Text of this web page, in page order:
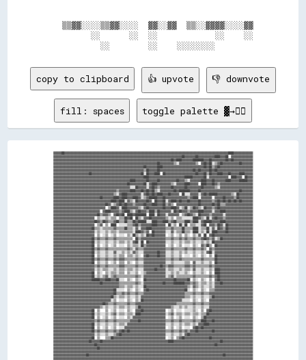
    ▒▒▓▓░░░░▒▒▓▓░░░░  ▓▓░░▓▓  ▒▒░░▓▓▓▓░░░░▓▓
          ░░      ░░  ░░            ░░    ░░
copy to clipboard 👍 upvote 👎 downvote
fill: spaces toggle palette ▓→✊🏽
▓▓▓▓▓▓██▓▓▓▓▓▓▓▓▓▓▓▓▓▓▓▓▓▓▓▓▓▓▓▓▓▓▓▓▓▓▓▓▓▓▓▓▓▓▓▓▓▓▓▓▓▓▓▓▓▓▓▓▓▓▓▓▓▓▓▓▓▓▓▓▓▓▓▓▓▓▓▓▓▓▓▓▓▓▓▓▓▓▓▓▓▓▓▓▓▓▓▓▓▓▓▓▓▓▓▓▓▓▓▓▓▓▓▓▓▓▓▓▓▓▓▓▓▓▓▓████▓▓▓▓▓▓▓▓▓▓▓▓▓▓
▓▓▓▓▓▓▓▓▓▓▓▓▓▓▓▓▓▓▓▓▓▓▓▓▓▓▓▓▓▓▓▓▓▓▓▓▓▓▓▓▓▓▓▓▓▓▓▓▓▓▓▓▓▓▓▓▓▓▓▓▓▓▓▓▓▓▓▓▓▓▓▓▓▓▓▓▓▓▓▓▓▓▓▓▓▓▓▓▓▓▓▓▓▓██▓▓▓▓▓▓▓▓██▓▓▓▓▓▓▓▓▓▓▓▓████▓▓▓▓██  ▓▓▓▓▓▓▓▓▓▓▓▓▓▓▓▓
▓▓▓▓▓▓▓▓▓▓▓▓▓▓▓▓▓▓▓▓▓▓▓▓▓▓▓▓▓▓▓▓▓▓▓▓▓▓▓▓▓▓▓▓▓▓▓▓▓▓▓▓▓▓▓▓▓▓▓▓▓▓▓▓▓▓▓▓▓▓▓▓▓▓▓▓▓▓▓▓▓▓▓▓▓▓██▓▓████▓▓▓▓▓▓▓▓████████▓▓▓▓██▓▓▓▓▓▓▓▓▓▓██▓▓██▓▓▓▓▓▓▓▓▓▓▓▓▓▓
▓▓▓▓▓▓▓▓▓▓▓▓▓▓▓▓▓▓▓▓▓▓▓▓▓▓▓▓▓▓▓▓▓▓▓▓▓▓▓▓▓▓▓▓▓▓▓▓▓▓▓▓▓▓▓▓▓▓▓▓▓▓▓▓▓▓▓▓▓▓▓▓▓▓▓▓██▓▓▓▓▓▓▓▓▓▓▒▒░░▓▓▓▓▓▓▓▓▓▓▓▓▒▒  ▓▓██▓▓██░░▒▒▓▓██▓▓▓▓▓▓▓▓▓▓▓▓██▓▓▓▓▓▓▓▓
▓▓▓▓▓▓▓▓▓▓▓▓▓▓▓▓▓▓▓▓▓▓▓▓▓▓▓▓▓▓▓▓▓▓▓▓▓▓▓▓▓▓▓▓▓▓▓▓▓▓▓▓▓▓▓▓▓▓▓▓▓▓▓▓▓▓██▓▓▓▓▓▓▓▓████▓▓▓▓▓▓▓▓▓▓▓▓▓▓▓▓▓▓▓▓▓▓▓▓▓▓▓▓▓▓██▓▓██▒▒▓▓██▓▓▓▓▓▓▓▓▓▓▓▓▓▓▓▓▓▓▓▓▓▓▓▓
▓▓▓▓▓▓▓▓▓▓▓▓▓▓▓▓▓▓▓▓▓▓▓▓▓▓▓▓▓▓▓▓▓▓▓▓▓▓▓▓▓▓▓▓▓▓▓▓▓▓▓▓▓▓▓▓▓▓▓▓▓▓▓▓▓▓▒▒██▓▓▓▓▓▓██▓▓▓▓▓▓▓▓▓▓▓▓▓▓▓▓▓▓▓▓▓▓▓▓██▓▓██▓▓▓▓▓▓██▓▓██▓▓▓▓▓▓▓▓▓▓▓▓▓▓▓▓▓▓▓▓▓▓▓▓▓▓
▓▓▓▓▓▓▓▓▓▓▓▓▓▓▓▓▓▓▓▓▓▓▓▓▓▓██▓▓▓▓▓▓▓▓▓▓▓▓▓▓▓▓▓▓▓▓▓▓▓▓▓▓▓▓▓▓▓▓▓▓▓▓██░░██▓▓▓▓████  ██▓▓▓▓▓▓▓▓▓▓▓▓▓▓▓▓▓▓▓▓▓▓██▓▓▓▓██▒▒██▓▓▓▓████▓▓▓▓██▓▓▓▓▓▓████▓▓▓▓▓▓
▓▓▓▓▓▓▓▓▓▓▓▓▓▓▓▓▓▓▓▓▓▓▓▓▓▓▓▓▓▓▓▓▓▓▓▓▓▓▓▓▓▓▓▓▓▓▓▓▓▓▓▓▓▓▓▓▓▓▓▓▓▓▓▓▓▓████▓▓▓▓▓▓▓▓▓▓▓▓▓▓▓▓▓▓▓▓▓▓▓▓▓▓██████▓▓▓▓▓▓▓▓██░░▓▓▓▓▓▓▓▓▓▓▓▓▓▓  ████▓▓▓▓  ██▓▓▓▓
▓▓▓▓▓▓▓▓▓▓▓▓▓▓▓▓▓▓▓▓▓▓▓▓▓▓▓▓▓▓▓▓▓▓▓▓▓▓▓▓▓▓▓▓▓▓▓▓▓▓▓▓▓▓▓▓████▓▓▓▓▓▓▓▓██▓▓▓▓▓▓██▓▓▓▓▓▓▓▓▓▓▓▓██▓▓▓▓▒▒░░▓▓▓▓▓▓▓▓████▓▓▓▓██▓▓▓▓▓▓▓▓████▓▓▓▓▓▓██████▓▓▓▓
▓▓▓▓▓▓▓▓▓▓▓▓▓▓▓▓▓▓▓▓▓▓▓▓▓▓▓▓▓▓▓▓▓▓▓▓▓▓▓▓▓▓▓▓▓▓▓▓▓▓▓▓▓▓██▓▓▓▓▓▓▓▓▓▓██░░▓▓████▓▓▓▓▓▓▓▓▓▓▒▒░░▓▓▓▓▓▓████▓▓▓▓▓▓  ████▓▓▓▓██▓▓▒▒▓▓▓▓▓▓▓▓▓▓▓▓▓▓▓▓▓▓▓▓▓▓▓▓
▓▓▓▓▓▓▓▓▓▓▓▓▓▓▓▓▓▓▓▓▓▓▓▓▓▓▓▓▓▓▓▓▓▓▓▓▓▓▓▓▓▓▓▓▓▓▓▓▓▓▓▓▓▓▓▓░░░░██▓▓▓▓▓▓░░▓▓██▓▓▒▒▓▓▓▓▓▓▓▓██▓▓▓▓▓▓▓▓██▓▓▓▓▓▓▓▓▓▓██▓▓▓▓▓▓▓▓▒▒░░▓▓▓▓▓▓▓▓▓▓▓▓▓▓▓▓▓▓▓▓▓▓▓▓
▓▓▓▓▓▓▓▓▓▓▓▓▓▓▓▓▓▓▓▓▓▓▓▓▓▓▓▓▓▓▓▓▓▓▓▓▓▓▓▓▓▓▓▓▓▓▒▒▓▓▓▓▓▓▓▓████▓▓▓▓██▓▓██▓▓██▒▒░░▓▓▓▓▓▓▓▓▓▓██▓▓████████▓▓▓▓▓▓██▓▓▓▓▓▓▓▓▓▓▓▓▓▓▓▓▓▓▓▓▓▓▓▓▓▓▓▓██▓▓▓▓▓▓▓▓
▓▓▓▓▓▓▓▓▓▓▓▓▓▓▓▓▓▓▓▓▓▓▓▓▓▓▓▓▓▓▓▓▓▓▓▓▓▓▓▓▓▓▓▓▒▒░░▓▓████▓▓▓▓▓▓▓▓▓▓░░▓▓██▓▓██▓▓████▓▓▓▓██▓▓▓▓▓▓  ██░░░░▓▓▓▓▓▓░░▓▓██▓▓██████▓▓▓▓▓▓▓▓▓▓▒▒░░██▓▓▓▓▓▓▓▓▓▓
▓▓▓▓▓▓▓▓▓▓▓▓▓▓▓▓▓▓▓▓▓▓▓▓▓▓▓▓▓▓▓▓▓▓██▓▓▓▓▓▓▓▓████▓▓████▓▓▓▓████▓▓░░▒▒▓▓██████▓▓▓▓██▓▓▓▓▓▓▓▓▓▓▓▓▓▓▓▓▒▒▓▓████  ▓▓▓▓▓▓▓▓  ▓▓▓▓▓▓██▓▓▓▓▓▓▒▒██▓▓▓▓▓▓▓▓▓▓
▓▓▓▓▓▓▓▓▓▓▓▓▓▓▓▓▓▓▓▓▓▓▓▓▓▓▓▓▓▓▓▓▓▓▓▓▓▓▓▓▓▓████▓▓████░░▓▓▒▒░░██▓▓▓▓▓▓██▓▓  ██▓▓▓▓██░░▓▓████▓▓██▓▓▓▓██▓▓▓▓▓▓██▓▓▓▓▓▓▓▓▒▒▓▓██▓▓██▓▓██▓▓██▓▓██▓▓▓▓▓▓▓▓
▓▓▓▓▓▓▓▓▓▓▓▓▓▓▓▓▓▓▓▓▓▓▓▓▓▓▓▓▓▓▓▓▓▓▓▓▓▓██▓▓░░▒▒▓▓██▓▓██▓▓▓▓▒▒▓▓▓▓▓▓██▓▓▓▓████▓▓▓▓██▒▒▓▓▒▒  ▓▓▓▓▓▓▓▓▓▓▓▓▓▓▓▓██▓▓▓▓▓▓▓▓██▓▓██▒▒▒▒▓▓▓▓▓▓▓▓▓▓▓▓▓▓▓▓▓▓▓▓
▓▓▓▓▓▓▓▓▓▓▓▓▓▓▓▓▓▓▓▓▓▓▓▓▓▓▓▓▓▓▓▓▓▓▓▓▓▓  ▒▒████▓▓░░████▓▓▓▓▓▓▓▓▒▒░░▓▓██▓▓▓▓▓▓▓▓▓▓██▓▓▓▓████▓▓░░▒▒██░░▒▒██▓▓▒▒░░██▓▓▓▓▒▒▓▓██▓▓▓▓▓▓▓▓▓▓▓▓▓▓▓▓▓▓▓▓▓▓▓▓
▓▓▓▓▓▓▓▓▓▓▓▓▓▓▓▓▓▓▓▓▓▓▓▓▓▓▓▓▓▓▓▓▓▓  ▓▓████▓▓▓▓▓▓▒▒▓▓████▒▒░░▓▓██▓▓▓▓▒▒████▒▒██▓▓▓▓▓▓▓▓░░██▓▓██▓▓▓▓▒▒▓▓▓▓▓▓████▓▓▓▓▓▓░░▓▓▓▓████▓▓▓▓▓▓▓▓▓▓▓▓▓▓▓▓▓▓▓▓
▓▓▓▓▓▓▓▓▓▓▓▓▓▓▓▓▓▓▓▓▓▓▓▓▓▓▓▓▓▓▓▓██▒▒▓▓▓▓▒▒  ▓▓██▓▓██  ████▓▓████████  ████░░██▓▓▓▓░░▓▓▓▓▓▓▓▓  ▒▒▓▓██▓▓▒▒░░██▓▓▓▓▓▓▒▒▓▓▓▓▓▓▓▓░░▓▓▓▓▓▓▓▓▓▓▓▓▓▓▓▓▓▓▓▓
▓▓▓▓▓▓▓▓▓▓▓▓▓▓▓▓▓▓▓▓▓▓▓▓▓▓▓▓▓▓  ▒▒░░░░▒▒░░▒▒▒▒  ▒▒▒▒██▓▓██  ██▒▒░░▓▓▓▓██▓▓▓▓▓▓▓▓▓▓▒▒░░▒▒  ▒▒▒▒░░░░░░░░████▓▓▒▒░░██░░▓▓██▓▓▓▓▒▒▓▓▓▓▓▓▓▓▓▓▓▓▓▓▓▓▓▓▓▓
▓▓▓▓▓▓▓▓▓▓▓▓▓▓▓▓▓▓▓▓▓▓▓▓▓▓▓▓▓▓██▓▓▒▒██▓▓▒▒▒▒▓▓██▒▒▒▒██▒▒▒▒██▓▓██████░░░░████▓▓▓▓████▒▒▓▓██▒▒▒▒▒▒████▒▒████░░▓▓██████▓▓▓▓▓▓████▓▓▓▓▓▓▓▓▓▓▓▓▓▓▓▓▓▓▓▓
▓▓▓▓▓▓▓▓▓▓▓▓▓▓▓▓▓▓▓▓▓▓▓▓▓▓▓▓▓▓  ▒▒▓▓  ▒▒  ████  ░░░░░░▒▒▒▒▓▓██▒▒▓▓▓▓▓▓▓▓████▓▓▓▓▓▓  ██░░▒▒  ██░░██  ▒▒▒▒░░░░▓▓██  ▓▓▓▓▒▒██▓▓░░██▓▓▓▓▓▓▓▓▓▓▓▓▓▓▓▓▓▓
▓▓▓▓▓▓▓▓▓▓▓▓▓▓▓▓▓▓▓▓▓▓▓▓▓▓▓▓██▒▒▒▒░░▒▒▒▒▒▒▒▒▓▓▒▒▒▒▒▒██▒▒▒▒░░▓▓░░▓▓▓▓████▓▓▓▓▓▓▓▓▓▓▒▒▒▒▓▓▒▒▒▒▒▒██▒▒▒▒▒▒████░░▒▒▒▒██░░▓▓░░██▓▓▒▒██▓▓▓▓▓▓▓▓▓▓▓▓▓▓▓▓▓▓
▓▓▓▓▓▓▓▓▓▓▓▓▓▓▓▓▓▓▓▓▓▓▓▓▓▓▓▓▓▓░░▒▒░░░░▒▒░░▒▒▒▒░░▒▒▒▒▒▒▒▒▒▒░░████▓▓▒▒▓▓  ██▓▓▓▓▓▓▓▓░░░░▓▓░░▒▒▒▒██▒▒▒▒░░████░░▒▒░░██░░████▓▓▓▓▓▓██▓▓▓▓▓▓▓▓▓▓▓▓▓▓▓▓▓▓
▓▓▓▓▓▓▓▓▓▓▓▓▓▓▓▓▓▓▓▓▓▓▓▓▓▓▓▓▓▓  ▒▒  ░░▒▒  ░░▒▒  ░░░░  ▒▒░░██▒▒░░▒▒░░██▓▓██▓▓▓▓▓▓▓▓  ░░▒▒  ░░▒▒  ▒▒░░  ▒▒░░▓▓  ██  ▓▓██▓▓▓▓▓▓▓▓▓▓▓▓▓▓▓▓▓▓▓▓▓▓▓▓▓▓▓▓
▓▓▓▓▓▓▓▓▓▓▓▓▓▓▓▓▓▓▓▓▓▓▓▓▓▓▓▓██▒▒▓▓▒▒▒▒▓▓▒▒▒▒▓▓▒▒▒▒▒▒▒▒▒▒▒▒  ██▒▒▓▓▓▓▓▓▓▓▓▓▓▓▓▓▓▓▓▓▒▒▒▒▓▓▒▒▒▒▓▓▒▒▓▓▒▒▒▒▓▓▒▒▒▒▓▓██▓▓▒▒▓▓░░▒▒██▓▓▓▓▓▓▓▓▓▓▓▓▓▓▓▓▓▓▓▓▓▓
▓▓▓▓▓▓▓▓▓▓▓▓▓▓▓▓▓▓▓▓▓▓▓▓▓▓▓▓██░░▒▒░░░░▒▒░░░░▒▒░░▒▒▒▒░░▒▒░░▓▓██░░██  ██▓▓▓▓▓▓▓▓▓▓▓▓░░░░▒▒░░░░▒▒░░▒▒▒▒░░▒▒░░░░▒▒░░▒▒░░██▓▓▓▓▓▓▓▓▓▓▓▓▓▓▓▓▓▓▓▓▓▓▓▓▓▓▓▓
▓▓▓▓▓▓▓▓▓▓▓▓▓▓▓▓▓▓▓▓▓▓▓▓▓▓▓▓██  ▒▒  ░░▒▒  ░░▒▒  ░░░░  ▒▒░░▒▒▒▒░░██▒▒▓▓▓▓▓▓▓▓▓▓▓▓▓▓  ░░▒▒  ░░▒▒  ░░░░  ▒▒░░  ▓▓▒▒██▒▒  ██▓▓▓▓▓▓▓▓▓▓▓▓▓▓▓▓▓▓▓▓▓▓▓▓▓▓
▓▓▓▓▓▓▓▓▓▓▓▓▓▓▓▓▓▓▓▓▓▓▓▓▓▓▓▓██▒▒▓▓▒▒▒▒▓▓▒▒▒▒▒▒▒▒▒▒▒▒▒▒▓▓▒▒░░▓▓▒▒▒▒▓▓▓▓▓▓▓▓▓▓▓▓▓▓▓▓▒▒▒▒▓▓▒▒▒▒▒▒▒▒▓▓▒▒▒▒▓▓▒▒▒▒▓▓▒▒  ▓▓▒▒▓▓▓▓▓▓▓▓▓▓▓▓▓▓▓▓▓▓▓▓▓▓▓▓▓▓▓▓
▓▓▓▓▓▓▓▓▓▓▓▓▓▓▓▓▓▓▓▓▓▓▓▓▓▓▓▓██░░▒▒░░░░▒▒░░░░▓▓░░░░▒▒░░▒▒░░▓▓▒▒░░░░▓▓▓▓▓▓▓▓▓▓██▓▓▓▓░░░░▒▒░░░░▒▒░░▒▒░░░░▒▒░░░░▒▒░░▓▓██░░▓▓▓▓▓▓▓▓▓▓▓▓▓▓▓▓▓▓▓▓▓▓▓▓▓▓▓▓
▓▓▓▓▓▓▓▓▓▓▓▓▓▓▓▓▓▓▓▓▓▓▓▓▓▓▓▓██  ▒▒░░░░▒▒░░░░▒▒░░▒▒▒▒  ▒▒▒▒░░▒▒░░  ▓▓██▓▓▓▓▓▓██▓▓▓▓░░░░▒▒░░░░▒▒  ░░░░  ▒▒░░  ▒▒░░  ▒▒  ██▓▓▓▓▓▓▓▓▓▓▓▓▓▓▓▓▓▓▓▓▓▓▓▓▓▓
▓▓▓▓▓▓▓▓▓▓▓▓▓▓▓▓▓▓▓▓▓▓▓▓▓▓▓▓██▒▒▓▓▒▒▒▒▓▓▒▒▒▒▓▓▒▒▓▓▓▓▒▒▒▒▒▒▒▒▓▓▒▒▒▒▓▓▓▓▓▓▓▓▓▓▓▓▓▓▓▓▒▒▒▒▓▓▒▒▒▒▓▓▒▒▒▒▒▒▒▒▒▒▒▒▒▒▓▓▒▒▒▒▒▒▒▒██▓▓▓▓▓▓▓▓▓▓▓▓▓▓▓▓▓▓▓▓▓▓▓▓▓▓
▓▓▓▓▓▓▓▓▓▓▓▓▓▓▓▓▓▓▓▓▓▓▓▓▓▓▓▓██  ▒▒░░░░▒▒  ░░▒▒  ▒▒▒▒  ▒▒░░  ▒▒░░░░▓▓▓▓▓▓▓▓▓▓▓▓▓▓▓▓░░░░▒▒░░░░░░░░▒▒▒▒  ▓▓░░░░▒▒░░░░▒▒  ██▓▓▓▓▓▓▓▓▓▓▓▓▓▓▓▓▓▓▓▓▓▓▓▓▓▓
▓▓▓▓▓▓▓▓▓▓▓▓▓▓▓▓▓▓▓▓▓▓▓▓▓▓▓▓▓▓▒▒▓▓▒▒▒▒▓▓▒▒▒▒▒▒▒▒▓▓▓▓▒▒▒▒▒▒▒▒▓▓▒▒▒▒▓▓▓▓▓▓▓▓▓▓▓▓██▓▓▒▒▓▓▓▓▒▒▒▒▒▒▒▒▓▓▓▓▒▒▓▓▒▒▒▒▒▒▒▒▒▒▓▓▒▒▓▓▓▓▓▓▓▓▓▓▓▓▓▓▓▓▓▓▓▓▓▓▓▓▓▓▓▓
▓▓▓▓▓▓▓▓▓▓▓▓▓▓▓▓▓▓▓▓▓▓▓▓▓▓▓▓▓▓░░▒▒░░▒▒▒▒░░░░▒▒░░▒▒▒▒░░▒▒▒▒░░▒▒░░░░▓▓▓▓▓▓▓▓██▓▓▓▓▓▓░░▒▒▒▒░░░░▒▒░░▒▒▒▒░░▓▓░░░░▒▒░░░░▒▒░░████▓▓▓▓▓▓▓▓▓▓▓▓▓▓▓▓▓▓▓▓▓▓▓▓
▓▓▓▓▓▓▓▓▓▓▓▓▓▓▓▓▓▓▓▓▓▓▓▓▓▓▓▓██  ▒▒░░  ▒▒░░▒▒▒▒░░▒▒▒▒  ▒▒░░░░▒▒  ░░▒▒▓▓▓▓▓▓▓▓▓▓▓▓▓▓░░░░▒▒░░▒▒░░░░▒▒░░  ▒▒░░░░▒▒░░  ▒▒  ████▓▓▓▓▓▓▓▓▓▓▓▓▓▓▓▓▓▓▓▓▓▓▓▓
▓▓▓▓▓▓▓▓▓▓▓▓▓▓▓▓▓▓▓▓▓▓▓▓▓▓▓▓██░░▒▒░░▒▒▓▓░░▒▒▓▓▒▒▒▒▒▒▒▒▒▒▒▒▒▒▓▓▒▒░░▓▓▓▓▓▓▓▓▓▓▓▓▓▓▓▓░░▒▒▓▓░░▒▒▒▒▒▒▒▒▒▒▒▒▓▓▒▒▒▒▒▒▒▒▒▒▓▓▒▒▓▓██▓▓▓▓▓▓▓▓▓▓▓▓▓▓▓▓▓▓▓▓▓▓▓▓
▓▓▓▓▓▓▓▓▓▓▓▓▓▓▓▓▓▓▓▓▓▓▓▓▓▓▓▓██████▓▓▓▓████▓▓▓▓██░░░░  ▒▒░░  ▒▒░░  ██▓▓▓▓▓▓▓▓▓▓▓▓▓▓▓▓▓▓▓▓██▓▓▓▓▓▓▓▓██  ▒▒░░  ▒▒░░  ▒▒  ▓▓██▓▓▓▓▓▓▓▓▓▓▓▓▓▓▓▓▓▓▓▓▓▓▓▓
▓▓▓▓▓▓▓▓▓▓▓▓▓▓▓▓▓▓▓▓▓▓▓▓▓▓▓▓▓▓▓▓▓▓██▓▓▓▓▓▓▓▓▓▓▓▓▒▒▒▒▒▒▒▒▒▒▒▒▓▓▒▒░░▓▓▓▓▓▓▓▓▓▓▓▓▓▓██▓▓▓▓▓▓████████▓▓▓▓▒▒▓▓▒▒░░▒▒▒▒░░▒▒░░▓▓▓▓██▓▓▓▓▓▓▓▓▓▓▓▓▓▓▓▓▓▓▓▓▓▓
▓▓▓▓▓▓▓▓▓▓▓▓▓▓▓▓▓▓▓▓▓▓▓▓▓▓▓▓▓▓▓▓▓▓▓▓▓▓▓▓▓▓▓▓▓▓▓▓▒▒▒▒░░▒▒▒▒░░▒▒░░░░██▓▓▓▓▓▓▓▓▓▓▓▓▓▓▓▓▓▓▓▓▓▓▓▓▓▓▓▓▓▓▒▒░░▓▓▒▒░░▒▒░░░░▒▒░░▓▓▓▓▓▓▓▓▓▓▓▓▓▓▓▓▓▓▓▓▓▓▓▓▓▓▓▓
▓▓▓▓▓▓▓▓▓▓▓▓▓▓▓▓▓▓▓▓▓▓▓▓▓▓▓▓▓▓▓▓▓▓▓▓▓▓▓▓▓▓▓▓██░░░░░░  ▒▒░░  ▒▒░░  ▓▓██▓▓▓▓▓▓▓▓▓▓▓▓▓▓▓▓▓▓▓▓▓▓▓▓▓▓██░░  ▒▒░░  ▒▒░░  ▒▒▒▒▓▓▓▓▓▓▓▓▓▓▓▓▓▓▓▓▓▓▓▓▓▓▓▓▓▓▓▓
▓▓▓▓▓▓▓▓▓▓▓▓▓▓▓▓▓▓▓▓▓▓▓▓▓▓▓▓▓▓▓▓▓▓▓▓▓▓▓▓▓▓▓▓██▒▒▒▒▓▓▒▒▓▓▒▒▒▒▓▓▒▒▒▒▓▓▓▓▓▓▓▓▓▓▓▓▓▓▓▓▓▓▓▓▓▓▓▓▓▓▓▓▓▓▒▒▒▒▒▒▓▓▒▒▒▒▓▓▒▒▒▒▓▓▓▓▓▓▓▓▓▓▓▓▓▓▓▓▓▓▓▓▓▓▓▓▓▓▓▓▓▓▓▓
▓▓▓▓▓▓▓▓▓▓▓▓▓▓▓▓▓▓▓▓▓▓▓▓▓▓▓▓▓▓▓▓▓▓▓▓▓▓▓▓▓▓██▒▒░░▒▒▒▒░░▒▒░░░░▒▒░░▓▓▓▓▓▓▓▓▓▓▓▓▓▓▓▓▓▓▓▓▓▓▓▓▓▓▓▓▓▓▓▓▒▒▒▒░░▒▒░░░░▒▒░░░░▒▒██▓▓▓▓▓▓▓▓▓▓▓▓▓▓▓▓▓▓▓▓▓▓▓▓▓▓▓▓
▓▓▓▓▓▓▓▓▓▓▓▓▓▓▓▓▓▓▓▓▓▓▓▓▓▓▓▓▓▓▓▓▓▓▓▓▓▓▓▓▓▓░░▒▒  ░░░░  ▒▒░░  ▒▒░░██▓▓▓▓▓▓▓▓▓▓▓▓▓▓▓▓▓▓▓▓▓▓▓▓▓▓▓▓░░░░░░  ▒▒░░  ▒▒░░  ▓▓▓▓▓▓▓▓▓▓▓▓▓▓▓▓▓▓▓▓▓▓▓▓▓▓▓▓▓▓▓▓
▓▓▓▓▓▓▓▓▓▓▓▓▓▓▓▓▓▓▓▓▓▓▓▓▓▓▓▓▓▓▓▓▓▓▓▓██▓▓▒▒▒▒▓▓▒▒▒▒▒▒▒▒▓▓▒▒▒▒▓▓▓▓▓▓▓▓▓▓▓▓▓▓▓▓▓▓▓▓▓▓▓▓▓▓▓▓▓▓▒▒▒▒▒▒▒▒▒▒▒▒▓▓▒▒▒▒▓▓▒▒▒▒▓▓▓▓▓▓▓▓▓▓▓▓▓▓▓▓▓▓▓▓▓▓▓▓▓▓▓▓▓▓▓▓
▓▓▓▓▓▓▓▓▓▓▓▓▓▓▓▓▓▓▓▓▓▓▓▓▓▓▓▓▓▓▓▓▓▓▒▒░░▒▒░░░░▒▒░░▒▒▒▒░░▒▒░░░░▒▒██▓▓▓▓▓▓▓▓▓▓▓▓▓▓▓▓▓▓▓▓▓▓▒▒░░░░▒▒░░▒▒░░░░▒▒░░░░▒▒░░░░▓▓▓▓▓▓▓▓▓▓▓▓▓▓▓▓▓▓▓▓▓▓▓▓▓▓▓▓▓▓▓▓
▓▓▓▓▓▓▓▓▓▓▓▓▓▓▓▓▓▓▓▓▓▓▓▓▓▓▓▓██  ▒▒    ▒▒  ░░▒▒  ░░░░  ▒▒░░  ▓▓▓▓██▓▓▓▓▓▓▓▓▓▓▓▓▓▓▓▓  ░░▒▒  ░░░░  ░░░░░░▒▒░░  ▒▒  ▓▓██▓▓▓▓▓▓▓▓▓▓▓▓▓▓▓▓▓▓▓▓▓▓▓▓▓▓▓▓▓▓
▓▓▓▓▓▓▓▓▓▓▓▓▓▓▓▓▓▓▓▓▓▓▓▓▓▓▓▓██░░▒▒░░░░▒▒░░▒▒▓▓░░▒▒▒▒░░▒▒▒▒░░████▓▓▓▓▓▓▓▓▓▓▓▓▓▓▓▓▓▓░░▒▒▓▓░░▒▒▒▒░░▒▒▒▒░░▒▒▒▒░░▒▒▒▒██▓▓▓▓▓▓▓▓▓▓▓▓▓▓▓▓▓▓▓▓▓▓▓▓▓▓▓▓▓▓▓▓
▓▓▓▓▓▓▓▓▓▓▓▓▓▓▓▓▓▓▓▓▓▓▓▓▓▓▓▓██  ▒▒  ░░▒▒  ░░▒▒  ░░░░  ▒▒░░▓▓▓▓▓▓▓▓▓▓▓▓▓▓▓▓▓▓▓▓▓▓▓▓  ░░▒▒  ░░▒▒  ░░░░  ▒▒░░  ▒▒██▓▓▓▓▓▓▓▓▓▓▓▓▓▓▓▓▓▓▓▓▓▓▓▓▓▓▓▓▓▓▓▓▓▓
▓▓▓▓▓▓▓▓▓▓▓▓▓▓▓▓▓▓▓▓▓▓▓▓▓▓▓▓▓▓▒▒▓▓▒▒▒▒▓▓▒▒▒▒▓▓▒▒▒▒▒▒▒▒▒▒▓▓▓▓▓▓██▓▓▓▓▓▓▓▓▓▓▓▓▓▓▓▓▓▓▒▒▒▒▓▓▒▒▒▒▓▓▒▒▒▒▒▒▒▒▓▓▒▒▒▒████▓▓▓▓██▓▓▓▓▓▓▓▓▓▓▓▓▓▓▓▓▓▓▓▓▓▓▓▓▓▓▓▓
▓▓▓▓▓▓▓▓▓▓▓▓▓▓▓▓▓▓▓▓▓▓▓▓▓▓▓▓██░░▒▒░░░░▒▒░░░░▒▒░░▒▒▒▒░░▓▓▓▓▓▓▓▓▓▓▓▓▓▓▓▓▓▓▓▓▓▓▓▓▓▓▓▓░░░░▒▒░░░░▒▒░░▒▒▒▒░░▒▒░░▓▓▓▓████▓▓▓▓▓▓▓▓▓▓▓▓▓▓▓▓▓▓▓▓▓▓▓▓▓▓▓▓▓▓▓▓
▓▓▓▓▓▓▓▓▓▓▓▓▓▓▓▓▓▓▓▓▓▓▓▓▓▓▓▓██  ▒▒  ░░▒▒  ░░▒▒  ░░░░▓▓▓▓▓▓▓▓▓▓▓▓▓▓▓▓▓▓▓▓▓▓▓▓▓▓▓▓▓▓  ░░▒▒  ░░▒▒  ░░░░  ▓▓██▓▓██▓▓▓▓▓▓▓▓▓▓▓▓▓▓▓▓▓▓▓▓▓▓▓▓▓▓▓▓▓▓▓▓▓▓▓▓
▓▓▓▓▓▓▓▓▓▓▓▓▓▓▓▓▓▓▓▓▓▓▓▓▓▓▓▓██▒▒▓▓▒▒▒▒▓▓▒▒▒▒▓▓▒▒▓▓██▓▓██▓▓▓▓▓▓▓▓▓▓▓▓▓▓▓▓▓▓▓▓▓▓▓▓▓▓▒▒▒▒▓▓▒▒▒▒▓▓▒▒▓▓▒▒▓▓▓▓██▓▓▓▓▓▓▓▓▓▓██▓▓▓▓▓▓▓▓▓▓▓▓▓▓▓▓▓▓▓▓▓▓▓▓▓▓▓▓
▓▓▓▓▓▓▓▓▓▓▓▓▓▓▓▓▓▓▓▓▓▓▓▓▓▓▓▓▓▓░░▒▒░░░░▒▒░░░░▒▒▓▓██▓▓▓▓▓▓▓▓▓▓▓▓▓▓▓▓▓▓▓▓▓▓▓▓▓▓▓▓▓▓▓▓░░░░▒▒░░░░▒▒░░▓▓██▓▓▓▓▓▓▓▓▓▓▓▓▓▓▓▓▓▓▓▓▓▓▓▓▓▓▓▓▓▓▓▓▓▓▓▓▓▓▓▓▓▓▓▓▓▓
▓▓▓▓▓▓▓▓▓▓▓▓▓▓▓▓▓▓▓▓▓▓▓▓▓▓▓▓██  ▒▒    ▒▒▒▒██▓▓▓▓▓▓▓▓▓▓▓▓▓▓▓▓▓▓▓▓▓▓▓▓▓▓▓▓▓▓▓▓▓▓▓▓▓▓  ░░▒▒  ▒▒▓▓██▓▓▓▓▓▓▓▓▓▓▓▓▓▓▓▓▓▓██▓▓▓▓▓▓▓▓▓▓▓▓▓▓▓▓▓▓▓▓▓▓▓▓▓▓▓▓▓▓
▓▓▓▓▓▓▓▓▓▓▓▓▓▓▓▓▓▓▓▓▓▓▓▓▓▓██▓▓▓▓▓▓██▓▓▓▓▓▓▓▓▓▓▓▓▓▓▓▓▓▓▓▓▓▓▓▓▓▓▓▓▓▓▓▓▓▓▓▓▓▓▓▓▓▓▓▓▓▓▓▓████▓▓▓▓▓▓▓▓▓▓▓▓▓▓▓▓▓▓▓▓▓▓▓▓▓▓▓▓▓▓▓▓▓▓██▓▓▓▓▓▓▓▓▓▓▓▓▓▓▓▓▓▓▓▓▓▓
▓▓▓▓▓▓▓▓▓▓▓▓▓▓▓▓▓▓▓▓▓▓▓▓▓▓▓▓▓▓██▓▓▓▓▓▓▓▓▓▓▓▓▓▓▓▓▓▓▓▓▓▓▓▓▓▓▓▓▓▓▓▓▓▓▓▓▓▓▓▓▓▓▓▓▓▓▓▓▓▓▓▓▓▓▓▓▓▓▓▓▓▓▓▓▓▓▓▓▓▓▓▓▓▓▓▓▓▓▓▓▓▓▓▓▓▓██▓▓▓▓▓▓▓▓▓▓▓▓▓▓▓▓▓▓▓▓▓▓▓▓▓▓
▓▓▓▓▓▓▓▓▓▓▓▓▓▓▓▓▓▓▓▓▓▓▓▓▓▓▓▓▓▓▓▓██▓▓▓▓▓▓▓▓▓▓▓▓▓▓▓▓▓▓▓▓▓▓▓▓▓▓▓▓▓▓▓▓▓▓▓▓▓▓▓▓▓▓▓▓▓▓▓▓▓▓▓▓▓▓▓▓▓▓▓▓▓▓▓▓▓▓▓▓▓▓▓▓▓▓▓▓▓▓▓▓▓▓▓▓▓▓▓▓▓▓▓▓▓▓▓▓▓▓▓▓▓▓▓▓▓▓▓▓▓▓▓▓
▓▓▓▓▓▓▓▓▓▓▓▓▓▓▓▓▓▓▓▓▓▓▓▓▓▓▓▓▓▓▓▓▓▓▓▓▓▓▓▓▓▓▓▓▓▓▓▓▓▓▓▓▓▓▓▓▓▓▓▓▓▓▓▓▓▓▓▓▓▓▓▓▓▓▓▓▓▓▓▓▓▓▓▓▓▓▓▓▓▓▓▓▓▓▓▓▓▓▓▓▓▓▓▓▓▓▓▓▓▓▓▓▓▓▓▓▓▓▓▓▓▓▓▓▓▓▓▓▓▓▓▓▓▓▓▓▓▓▓▓▓▓▓▓▓▓
▓▓▓▓▓▓▓▓▓▓▓▓▓▓▓▓▓▓▓▓▓▓▓▓██▓▓▓▓▓▓▓▓▓▓▓▓▓▓▓▓▓▓▓▓▓▓▓▓▓▓▓▓▓▓▓▓▓▓▓▓▓▓▓▓▓▓▓▓▓▓▓▓▓▓▓▓▓▓▓▓▓▓▓▓▓▓▓▓▓▓▓▓▓▓▓▓▓▓▓▓▓▓▓▓▓▓▓▓▓▓▓▓▓▓▓▓▓▓▓▓▓▓██▓▓▓▓▓▓▓▓▓▓▓▓▓▓▓▓▓▓▓▓
▓▓▓▓▓▓▓▓▓▓▓▓▓▓▓▓▓▓▓▓▓▓▓▓▓▓▓▓▓▓▓▓▓▓▓▓▓▓▓▓▓▓▓▓▓▓▓▓▓▓▓▓▓▓▓▓▓▓▓▓▓▓▓▓▓▓▓▓▓▓▓▓▓▓▓▓▓▓▓▓▓▓▓▓▓▓▓▓▓▓▓▓▓▓▓▓▓▓▓▓▓▓▓▓▓▓▓▓▓▓▓▓▓▓▓▓▓▓▓▓▓▓▓▓▓▓▓▓▓▓▓▓▓▓▓▓▓▓▓▓▓▓▓▓▓▓
▓▓▓▓▓▓▓▓▓▓▓▓▓▓▓▓▓▓▓▓▓▓▓▓▓▓▓▓▓▓▓▓▓▓▓▓▓▓▓▓▓▓▓▓▓▓▓▓▓▓▓▓▓▓▓▓▓▓▓▓▓▓▓▓▓▓▓▓▓▓▓▓▓▓▓▓▓▓▓▓▓▓▓▓▓▓▓▓▓▓▓▓▓▓▓▓▓▓▓▓▓▓▓▓▓▓▓▓▓▓▓▓▓▓▓▓▓▓▓▓▓▓▓▓▓▓▓▓▓▓▓▓██▓▓▓▓▓▓▓▓▓▓▓▓
▓▓▓▓▓▓▓▓▓▓▓▓▓▓▓▓▓▓▓▓██▓▓▓▓▓▓▓▓▓▓▓▓▓▓▓▓▓▓▓▓▓▓▓▓▓▓▓▓▓▓▓▓▓▓▓▓▓▓▓▓▓▓▓▓▓▓▓▓▓▓▓▓▓▓▓▓▓▓▓▓▓▓▓▓▓▓▓▓▓▓▓▓▓▓▓▓▓▓▓▓▓▓▓▓▓▓▓▓▓▓▓▓▓▓▓▓▓▓▓▓▓▓▓▓▓▓▓▓▓▓▓▓▓▓▓▓▓▓▓▓▓▓▓▓
▓▓▓▓▓▓▓▓▓▓██▓▓▓▓▓▓▓▓▓▓▓▓▓▓▓▓▓▓▓▓▓▓▓▓▓▓▓▓▓▓▓▓▓▓▓▓▓▓▓▓▓▓▓▓▓▓▓▓▓▓▓▓▓▓▓▓▓▓▓▓▓▓▓▓▓▓▓▓▓▓▓▓▓▓▓▓▓▓▓▓▓▓▓▓▓▓▓▓▓▓▓▓▓▓▓▓▓▓▓▓▓▓▓▓▓▓▓▓▓▓▓▓▓▓▓▓▓▓▓▓▓▓▓▓██▓▓▓▓▓▓▓▓
▓▓▓▓▓▓▓▓▓▓▓▓▓▓▓▓██▓▓▓▓▓▓▓▓▓▓▓▓▓▓▓▓▓▓▓▓▓▓▓▓▓▓▓▓▓▓▓▓▓▓▓▓▓▓▓▓▓▓▓▓▓▓▓▓▓▓▓▓▓▓▓▓▓▓▓▓▓▓▓▓▓▓▓▓▓▓▓▓▓▓▓▓▓▓▓▓▓▓▓▓▓▓▓▓▓▓▓▓▓▓▓▓▓▓▓▓▓▓▓▓▓▓▓▓▓▓▓▓▓▓▓▓▓▓▓▓▓▓▓▓▓▓▓▓
▓▓▓▓▓▓▓▓▓▓▓▓▓▓▓▓▓▓▓▓▓▓▓▓▓▓▓▓▓▓▓▓▓▓▓▓▓▓▓▓▓▓▓▓▓▓▓▓▓▓▓▓▓▓▓▓▓▓▓▓▓▓▓▓▓▓▓▓▓▓▓▓▓▓▓▓▓▓▓▓▓▓▓▓▓▓▓▓▓▓▓▓▓▓▓▓▓▓▓▓▓▓▓▓▓▓▓▓▓▓▓▓▓▓▓▓▓▓▓▓▓▓▓▓▓▓▓▓▓▓▓▓▓▓██▓▓▓▓▓▓▓▓▓▓
▓▓▓▓▓▓▓▓▓▓▓▓▓▓▓▓▓▓▓▓▓▓▓▓▓▓▓▓▓▓▓▓▓▓▓▓▓▓▓▓▓▓▓▓▓▓▓▓▓▓▓▓▓▓▓▓▓▓▓▓▓▓▓▓▓▓▓▓▓▓▓▓▓▓▓▓▓▓▓▓▓▓▓▓▓▓▓▓▓▓▓▓▓▓▓▓▓▓▓▓▓▓▓▓▓▓▓▓▓▓▓▓▓▓▓▓▓▓▓▓▓▓▓▓▓▓▓▓▓▓▓▓▓▓▓▓▓▓▓▓▓▓▓▓▓▓
▓▓▓▓▓▓▓▓▓▓▓▓▓▓▓▓▓▓▓▓▓▓▓▓▓▓▓▓▓▓▓▓▓▓▓▓▓▓▓▓▓▓▓▓▓▓▓▓▓▓▓▓▓▓▓▓▓▓▓▓▓▓▓▓▓▓▓▓▓▓▓▓▓▓▓▓▓▓▓▓▓▓▓▓▓▓▓▓▓▓▓▓▓▓▓▓▓▓▓▓▓▓▓▓▓▓▓▓▓▓▓▓▓▓▓▓▓▓▓▓▓▓▓▓▓▓▓▓▓▓▓▓▓▓▓▓▓▓▓▓▓▓▓▓▓▓
▓▓▓▓